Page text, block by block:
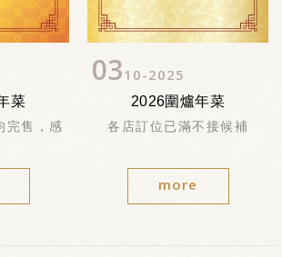
菜
完售，感
0310 2025
2026圍爐年菜
各店訂位已滿不接候補
more